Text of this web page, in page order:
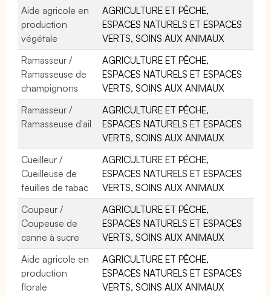
Aide agricole en
production
végétale
AGRICULTURE ET PÊCHE,
ESPACES NATURELS ET ESPACES
VERTS, SOINS AUX ANIMAUX
Ramasseur /
Ramasseuse de
champignons
AGRICULTURE ET PÊCHE,
ESPACES NATURELS ET ESPACES
VERTS, SOINS AUX ANIMAUX
Ramasseur /
Ramasseuse d'ail
AGRICULTURE ET PÊCHE,
ESPACES NATURELS ET ESPACES
VERTS, SOINS AUX ANIMAUX
Cueilleur /
Cueilleuse de
feuilles de tabac
AGRICULTURE ET PÊCHE,
ESPACES NATURELS ET ESPACES
VERTS, SOINS AUX ANIMAUX
Coupeur /
Coupeuse de
canne à sucre
AGRICULTURE ET PÊCHE,
ESPACES NATURELS ET ESPACES
VERTS, SOINS AUX ANIMAUX
Aide agricole en
production
florale
AGRICULTURE ET PÊCHE,
ESPACES NATURELS ET ESPACES
VERTS, SOINS AUX ANIMAUX